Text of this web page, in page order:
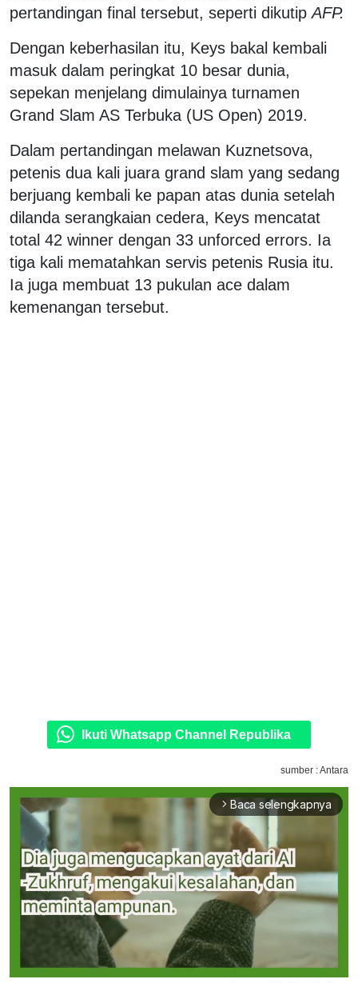
pertandingan final tersebut, seperti dikutipAFP.
Dengan keberhasilan itu, Keys bakal kembali
masuk dalam peringkat 10 besar dunia,
sepekan menjelang dimulainya turnamen
Grand Slam AS Terbuka (US Open) 2019.
Dalam pertandingan melawan Kuznetsova,
petenis dua kali juara grand slam yang sedang
berjuang kembali ke papan atas dunia setelah
dilanda serangkaian cedera, Keys mencatat
total 42 winner dengan 33 unforced errors. Ia
tiga kali mematahkan servis petenis Rusia itu.
Ia juga membuat 13 pukulan ace dalam
kemenangan tersebut.
Ikuti Whatsapp Channel Republika
sumber : Antara
arrow_forward_ios Baca selengkapnya